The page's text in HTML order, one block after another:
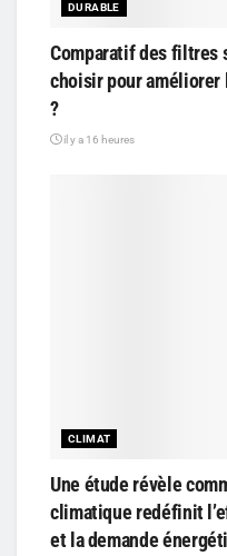
DURABLE
Comparatif des filtres
choisir pour améliorer
?
il y a 16 heures
CLIMAT
Une étude révèle
climatique redéfinit
et la demande